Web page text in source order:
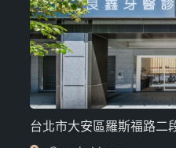
台北市大安區羅斯福路二